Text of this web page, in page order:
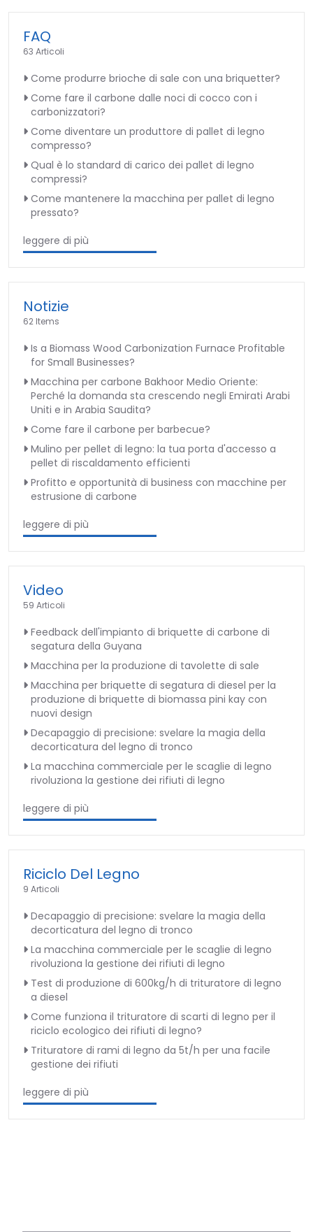
FAQ
63 Articoli
Come produrre brioche di sale con una briquetter?
Come fare il carbone dalle noci di cocco con i
carbonizzatori?
Come diventare un produttore di pallet di legno
compresso?
Qual è lo standard di carico dei pallet di legno
compressi?
Come mantenere la macchina per pallet di legno
pressato?
leggere di più
Notizie
62 Items
Is a Biomass Wood Carbonization Furnace Profitable
for Small Businesses?
Macchina per carbone Bakhoor Medio Oriente:
Perché la domanda sta crescendo negli Emirati Arabi
Uniti e in Arabia Saudita?
Come fare il carbone per barbecue?
Mulino per pellet di legno: la tua porta d'accesso a
pellet di riscaldamento efficienti
Profitto e opportunità di business con macchine per
estrusione di carbone
leggere di più
Video
59 Articoli
Feedback dell'impianto di briquette di carbone di
segatura della Guyana
Macchina per la produzione di tavolette di sale
Macchina per briquette di segatura di diesel per la
produzione di briquette di biomassa pini kay con
nuovi design
Decapaggio di precisione: svelare la magia della
decorticatura del legno di tronco
La macchina commerciale per le scaglie di legno
rivoluziona la gestione dei rifiuti di legno
leggere di più
Riciclo Del Legno
9 Articoli
Decapaggio di precisione: svelare la magia della
decorticatura del legno di tronco
La macchina commerciale per le scaglie di legno
rivoluziona la gestione dei rifiuti di legno
Test di produzione di 600kg/h di trituratore di legno
a diesel
Come funziona il trituratore di scarti di legno per il
riciclo ecologico dei rifiuti di legno?
Trituratore di rami di legno da 5t/h per una facile
gestione dei rifiuti
leggere di più